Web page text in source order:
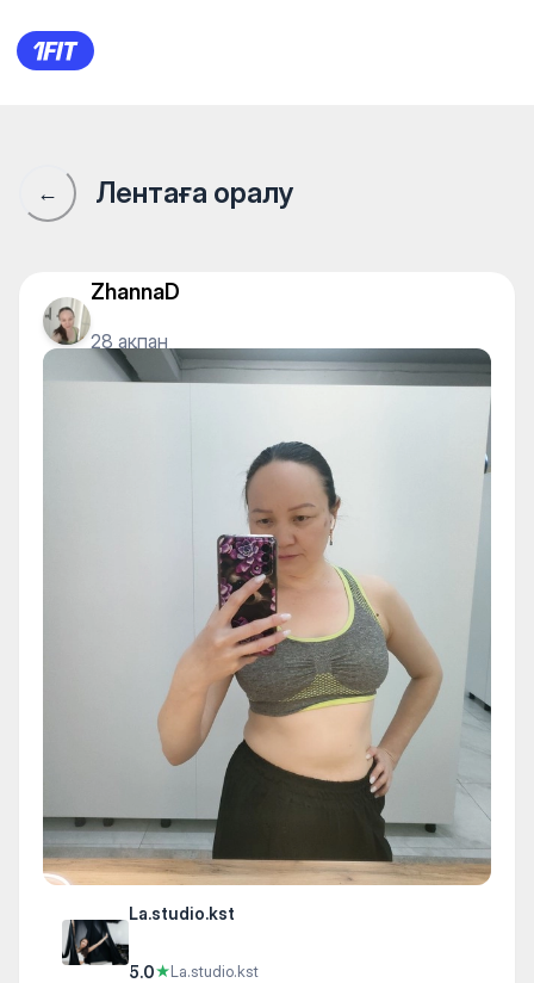
La.studio.kst — Yoga
← Лентаға оралу
ZhannaD
28 ақпан
La.studio.kst
5.0★La.studio.kst